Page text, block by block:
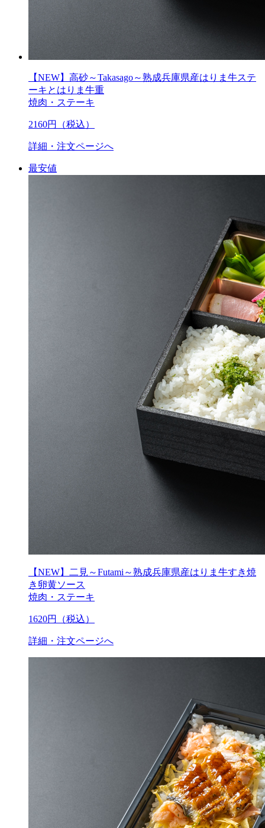
【NEW】高砂～Takasago～熟成兵庫県産はりま牛ステ
ーキとはりま牛重
焼肉・ステーキ
2160円（税込）
詳細・注文ページへ
最安値
【NEW】二見～Futami～熟成兵庫県産はりま牛すき焼
き卵黄ソース
焼肉・ステーキ
1620円（税込）
詳細・注文ページへ